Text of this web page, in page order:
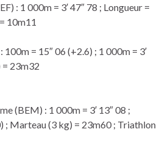
: 1 000m = 3′ 47″ 78 ; Longueur =
10m11
= 15″ 06 (+2.6) ; 1 000m = 3′
= 23m32
(BEM) : 1 000m = 3′ 13″ 08 ;
; Marteau (3 kg) = 23m60 ; Triathlon